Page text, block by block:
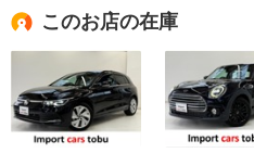
このお店の在庫